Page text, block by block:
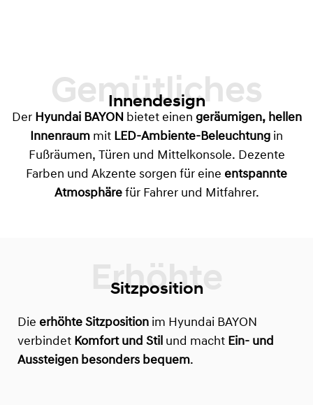
Gemütliches
Innendesign
Der Hyundai BAYON bietet einen geräumigen, hellen
Innenraum mit LED-Ambiente-Beleuchtung in
Fußräumen, Türen und Mittelkonsole. Dezente
Farben und Akzente sorgen für eine entspannte
Atmosphärefür Fahrer und Mitfahrer.
Sitzposition
Die erhöhte Sitzposition im Hyundai BAYON
verbindet Komfort und Stil und macht Ein- und
Aussteigen besonders bequem.